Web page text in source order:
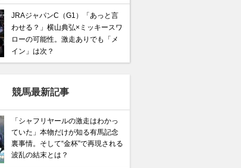
JRAジャパンC（G1）「あっと言
わせる？」横山典弘×ミッキースワ
ローの可能性。激走ありでも「メ
イン」は次？
競馬最新記事
「シャフリヤールの激走はわかっ
ていた」本物だけが知る有馬記念
裏事情。そして“金杯”で再現される
波乱の結末とは？